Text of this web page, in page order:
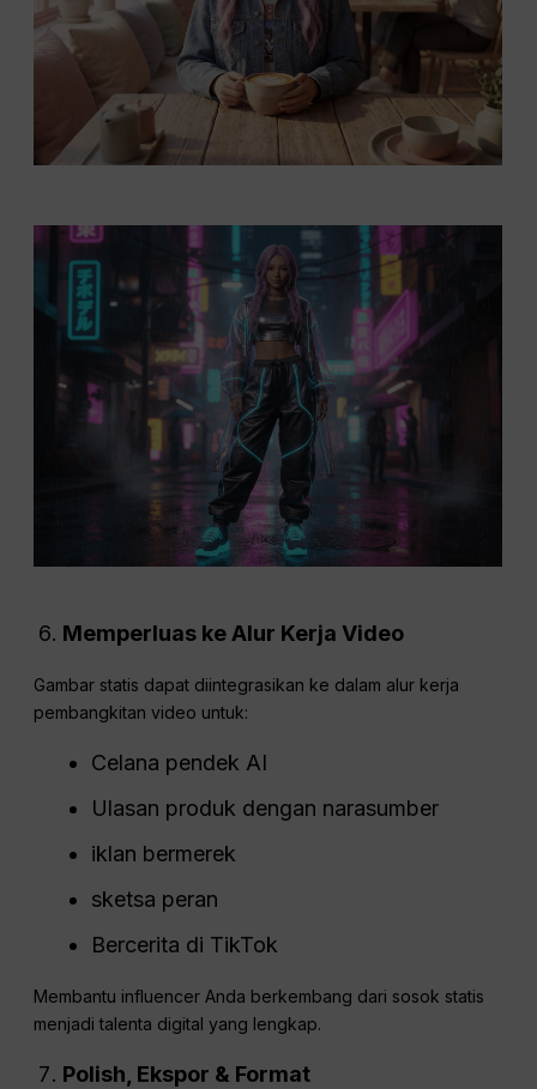
Memperluas ke Alur Kerja Video
Gambar statis dapat diintegrasikan ke dalam alur kerja
pembangkitan video untuk:
Celana pendek AI
Ulasan produk dengan narasumber
iklan bermerek
sketsa peran
Bercerita di TikTok
Membantu influencer Anda berkembang dari sosok statis
menjadi talenta digital yang lengkap.
Polish, Ekspor & Format